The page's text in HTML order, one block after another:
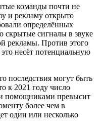
команды почти не
и рекламу открыто
определённых
скрытые сигналы в звуке
рекламы. Против этого
несёт потенциальную
последствия могут быть
к 2021 году число
помощниками превысит
более чем в
один или несколько